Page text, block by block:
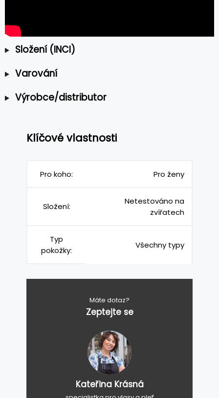
Složení (INCI)
Varování
Výrobce/distributor
Klíčové vlastnosti
Pro koho: Pro ženy
Složení:
Netestováno na
zvířatech
Typ
pokožky:
Všechny typy
Máte dotaz?
Zeptejte se
Kateřina Krásná